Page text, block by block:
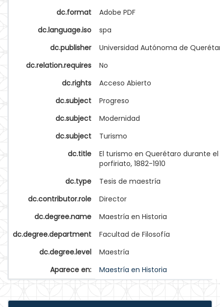
dc.format
Adobe PDF
dc.language.iso
spa
dc.publisher
Universidad Autónoma de
dc.relation.requires
No
dc.rights
Acceso Abierto
dc.subject
Progreso
dc.subject
Modernidad
dc.subject
Turismo
dc.title
El turismo en Querétaro durante el
porfiriato, 1882-1910
dc.type
Tesis de maestría
dc.contributor.role
Director
dc.degree.name
Maestría en Historia
dc.degree.department
Facultad de Filosofía
dc.degree.level
Maestría
Aparece en:
Maestría en Historia